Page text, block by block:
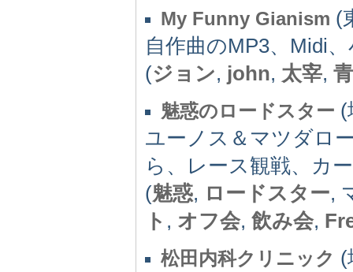
My Funny Gianism (
自作曲のMP3、Midi
(ジョン, john, 太宰,
魅惑のロードスター (
ユーノス＆マツダロ
ら、レース観戦、カ
(魅惑, ロードスター,
ト , オフ会, 飲み会,
松田内科クリニック (